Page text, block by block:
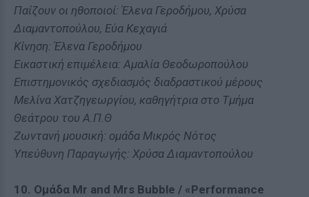
Παίζουν οι ηθοποιοί: Έλενα Γεροδήμου, Χρύσα
Διαμαντοπούλου, Εύα Κεχαγιά
Κίνηση: Έλενα Γεροδήμου
Εικαστική επιμέλεια: Αμαλία Θεοδωροπούλου
Επιστημονικός σχεδιασμός διαδραστικού μέρους
Μελίνα Χατζηγεωργίου, καθηγήτρια στο Τμήμα
Θεάτρου του Α.Π.Θ
Ζωντανή μουσική: ομάδα Μικρός Νότος
Υπεύθυνη Παραγωγής: Χρύσα Διαμαντοπούλου
10. Ομάδα Mr and Mrs Bubble / «Performance